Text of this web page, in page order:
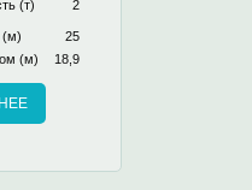
(т) 2
(м)
25
(м)
18,9